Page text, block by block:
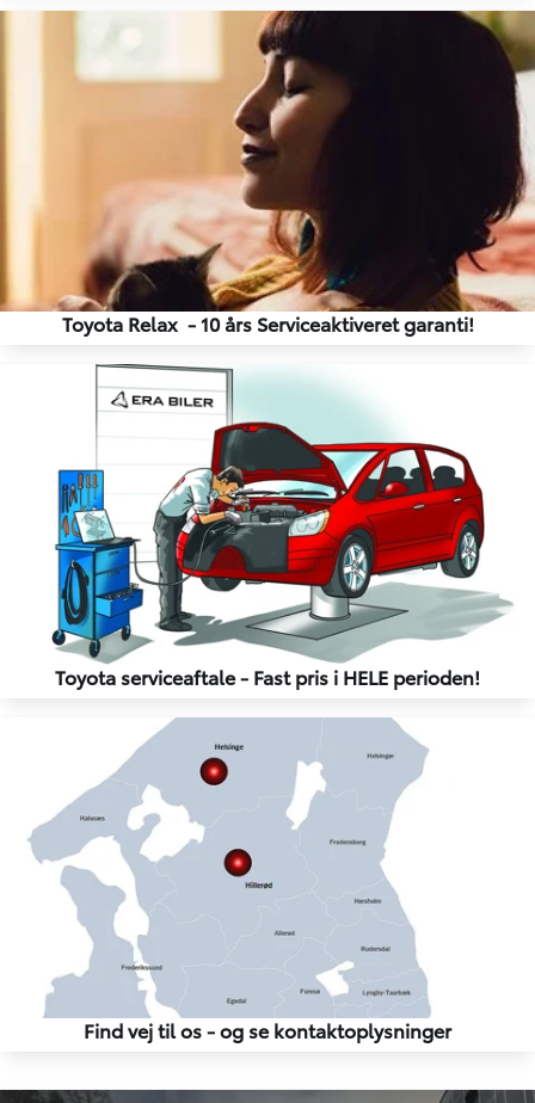
Toyota Relax - 10 års Serviceaktiveret garanti!
Toyota serviceaftale - Fast pris i HELE perioden!
Find vej til os - og se kontaktoplysninger